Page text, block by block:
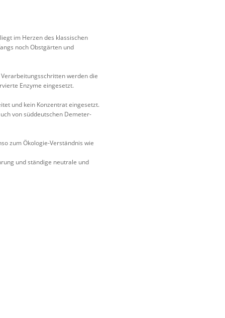
im Herzen des klassischen
noch Obstgärten und
werden die
Enzyme eingesetzt.
und kein Konzentrat eingesetzt.
von süddeutschen Demeter-
zum Ökologie-Verständnis wie
und ständige neutrale und